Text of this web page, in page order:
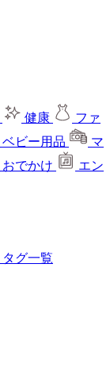
健康
ファ
ベビー用品
マ
おでかけ
エン
タグ一覧